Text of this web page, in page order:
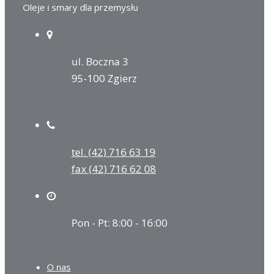
Oleje i smary dla przemysłu
ul. Boczna 3
95-100 Zgierz
tel. (42) 716 63 19
fax (42) 716 62 08
Pon - Pt: 8:00 - 16:00
O nas